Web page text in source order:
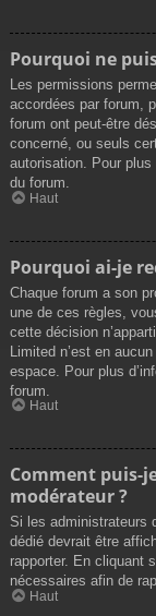
Pourquoi ne
Les permissions
accordées par forum,
forum ont peut-être
concerné, ou seuls
autorisation. Pour
du forum.
Haut
Pourquoi ai-je
Chaque forum a son
une de ces règles,
cette décision
Limited n’est en
espace. Pour plus
forum.
Haut
Comment puis-
modérateur ?
Si les administrateurs
dédié devrait être
rapporter. En cliquant
nécessaires afin de
Haut